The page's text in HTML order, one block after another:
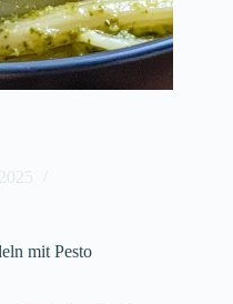
mit Pesto